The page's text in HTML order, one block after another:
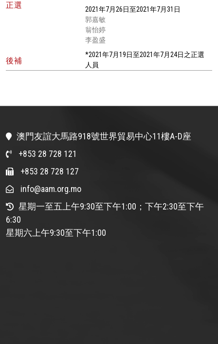
正選
2021年7月26日至2021年7月31日
郭嘉敏
翁怡婷
李盈盛
後補
*2021年7月19日至2021年7月24日之正選
人員
澳門友誼大馬路918號世界貿易中心11樓A-D座
+853 28 728 121
+853 28 728 127
info@aam.org.mo
星期一至五上午9:30至下午1:00；下午2:30至下午
6:30
星期六上午9:30至下午1:00